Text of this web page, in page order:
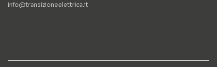
info@transizioneelettrica.it